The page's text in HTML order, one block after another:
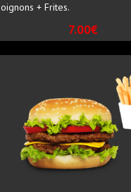
oignons + Frites.
7.00€